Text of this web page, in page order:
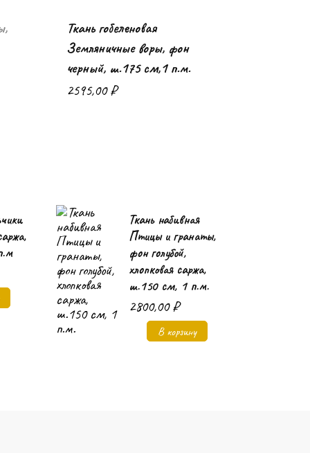
В корзину
Ткань гобеленовая
Земляничные воры, фон
черный, ш.175 см,1 п.м.
2595,00₽
Ткань набивная
Птицы и гранаты,
фон голубой,
хлопковая саржа,
ш.150 см, 1 п.м.
2800,00₽
В корзину